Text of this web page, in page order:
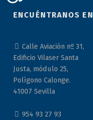
ENCUÉNTRANOS EN
Calle Aviación nº 31,
Edificio Vilaser Santa
Justa, módulo 25,
Polígono Calonge.
41007 Sevilla
954 93 27 93